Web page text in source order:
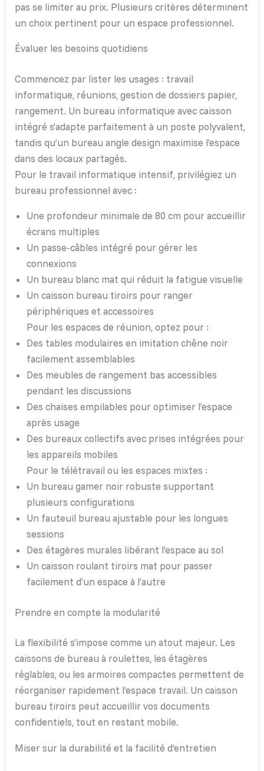
pas se limiter au prix. Plusieurs critères déterminent
un choix pertinent pour un espace professionnel.
Évaluer les besoins quotidiens
Commencez par lister les usages : travail
informatique, réunions, gestion de dossiers papier,
rangement. Un bureau informatique avec caisson
intégré s’adapte parfaitement à un poste polyvalent,
tandis qu’un bureau angle design maximise l’espace
dans des locaux partagés.
Pour le travail informatique intensif, privilégiez un
bureau professionnel avec :
Une profondeur minimale de 80 cm pour accueillir
écrans multiples
Un passe-câbles intégré pour gérer les
connexions
Un bureau blanc mat qui réduit la fatigue visuelle
Un caisson bureau tiroirs pour ranger
périphériques et accessoires
Pour les espaces de réunion, optez pour :
Des tables modulaires en imitation chêne noir
facilement assemblables
Des meubles de rangement bas accessibles
pendant les discussions
Des chaises empilables pour optimiser l’espace
après usage
Des bureaux collectifs avec prises intégrées pour
les appareils mobiles
Pour le télétravail ou les espaces mixtes :
Un bureau gamer noir robuste supportant
plusieurs configurations
Un fauteuil bureau ajustable pour les longues
sessions
Des étagères murales libérant l’espace au sol
Un caisson roulant tiroirs mat pour passer
facilement d’un espace à l’autre
Prendre en compte la modularité
La flexibilité s’impose comme un atout majeur. Les
caissons de bureau à roulettes, les étagères
réglables, ou les armoires compactes permettent de
réorganiser rapidement l’espace travail. Un caisson
bureau tiroirs peut accueillir vos documents
confidentiels, tout en restant mobile.
Miser sur la durabilité et la facilité d’entretien